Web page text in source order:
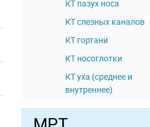
КТ пазух носа
КТ слезных каналов
КТ гортани
КТ носоглотки
КТ уха (среднее и
внутреннее)
КТ щитовидной
железы